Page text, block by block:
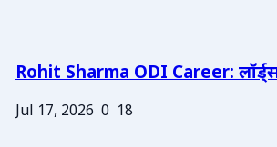
Rohit Sharma ODI Career:
Jul 17, 2026 0 18